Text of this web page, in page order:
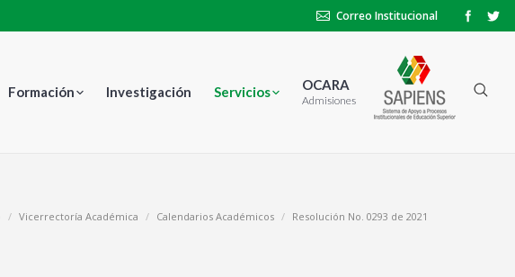
Correo Institucional
Formación Investigación Servicios OCARA
Admisiones
Vicerrectoría Académica Calendarios Académicos Resolución No. 0293 de 2021